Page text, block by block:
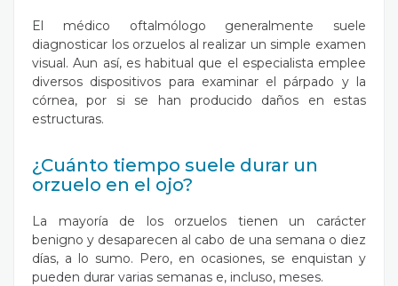
El médico oftalmólogo generalmente suele
diagnosticar los orzuelos al realizar un simple examen
visual. Aun así, es habitual que el especialista emplee
diversos dispositivos para examinar el párpado y la
córnea, por si se han producido daños en estas
estructuras.
¿Cuánto tiempo suele durar un
orzuelo en el ojo?
La mayoría de los orzuelos tienen un carácter
benigno y desaparecen al cabo de una semana o diez
días, a lo sumo. Pero, en ocasiones, se enquistan y
pueden durar varias semanas e, incluso, meses.